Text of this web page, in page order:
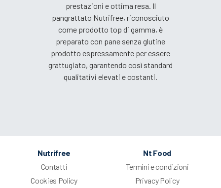
prestazioni e ottima resa. Il
pangrattato Nutrifree, riconosciuto
come prodotto top di gamma, è
preparato con pane senza glutine
prodotto espressamente per essere
grattugiato, garantendo così standard
qualitativi elevati e costanti.
Nutrifree
Nt Food
Contatti
Termini e condizioni
Cookies Policy
Privacy Policy